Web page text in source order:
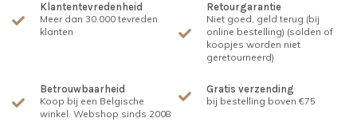
Klantentevredenheid
Meer dan 30.000 tevreden
klanten
Retourgarantie
Niet goed, geld terug (bij
online bestelling) (solden of
koopjes worden niet
geretourneerd)
Betrouwbaarheid
Koop bij een Belgische
winkel. Webshop sinds 2008
Gratis verzending
bij bestelling boven €75